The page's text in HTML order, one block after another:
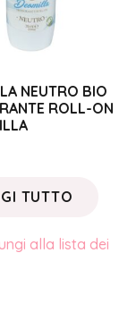
NEUTRO BIO
ROLL-ON
TUTTO
alla lista dei